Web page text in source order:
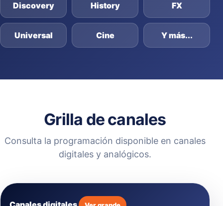
Discovery History FX
Universal Cine Y más...
Grilla de canales
Consulta la programación disponible en canales
digitales y analógicos.